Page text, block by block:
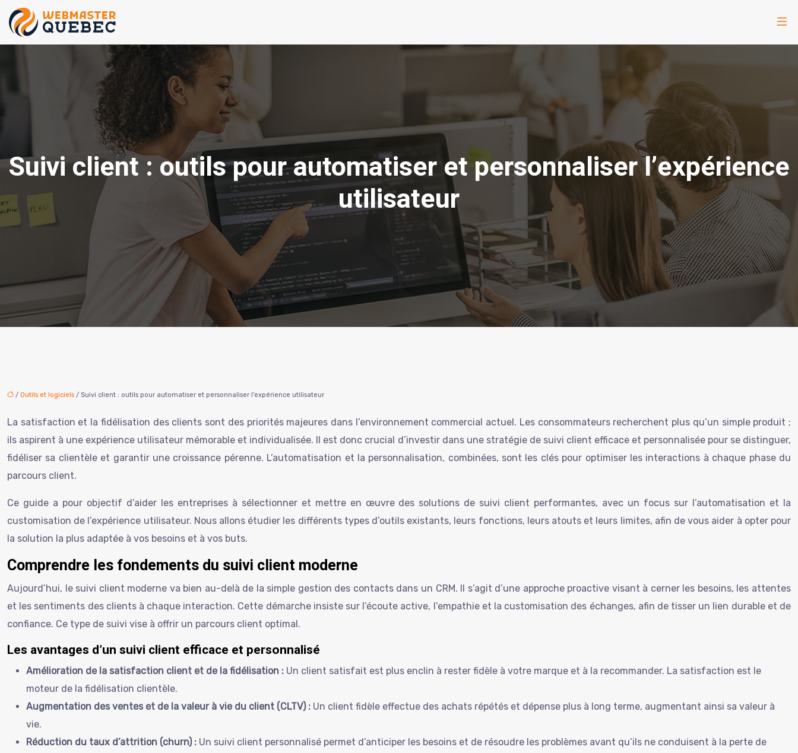
Suivi client : outils pour automatiser et personnaliser l’expérience
utilisateur
/ Outils et logiciels / Suivi client : outils pour automatiser et personnaliser l’expérience utilisateur
La satisfaction et la fidélisation des clients sont des priorités majeures dans l’environnement commercial actuel. Les consommateurs recherchent plus qu’un simple produit ;
ils aspirent à une expérience utilisateur mémorable et individualisée. Il est donc crucial d’investir dans une stratégie de suivi client efficace et personnalisée pour se distinguer,
fidéliser sa clientèle et garantir une croissance pérenne. L’automatisation et la personnalisation, combinées, sont les clés pour optimiser les interactions à chaque phase du
parcours client.
Ce guide a pour objectif d’aider les entreprises à sélectionner et mettre en œuvre des solutions de suivi client performantes, avec un focus sur l’automatisation et la
customisation de l’expérience utilisateur. Nous allons étudier les différents types d’outils existants, leurs fonctions, leurs atouts et leurs limites, afin de vous aider à opter pour
la solution la plus adaptée à vos besoins et à vos buts.
Comprendre les fondements du suivi client moderne
Aujourd’hui, le suivi client moderne va bien au-delà de la simple gestion des contacts dans un CRM. Il s’agit d’une approche proactive visant à cerner les besoins, les attentes
et les sentiments des clients à chaque interaction. Cette démarche insiste sur l’écoute active, l’empathie et la customisation des échanges, afin de tisser un lien durable et de
confiance. Ce type de suivi vise à offrir un parcours client optimal.
Les avantages d’un suivi client efficace et personnalisé
Amélioration de la satisfaction client et de la fidélisation : Un client satisfait est plus enclin à rester fidèle à votre marque et à la recommander. La satisfaction est le
moteur de la fidélisation clientèle.
Augmentation des ventes et de la valeur à vie du client (CLTV) : Un client fidèle effectue des achats répétés et dépense plus à long terme, augmentant ainsi sa valeur à
vie.
Réduction du taux d’attrition (churn) : Un suivi client personnalisé permet d’anticiper les besoins et de résoudre les problèmes avant qu’ils ne conduisent à la perte de